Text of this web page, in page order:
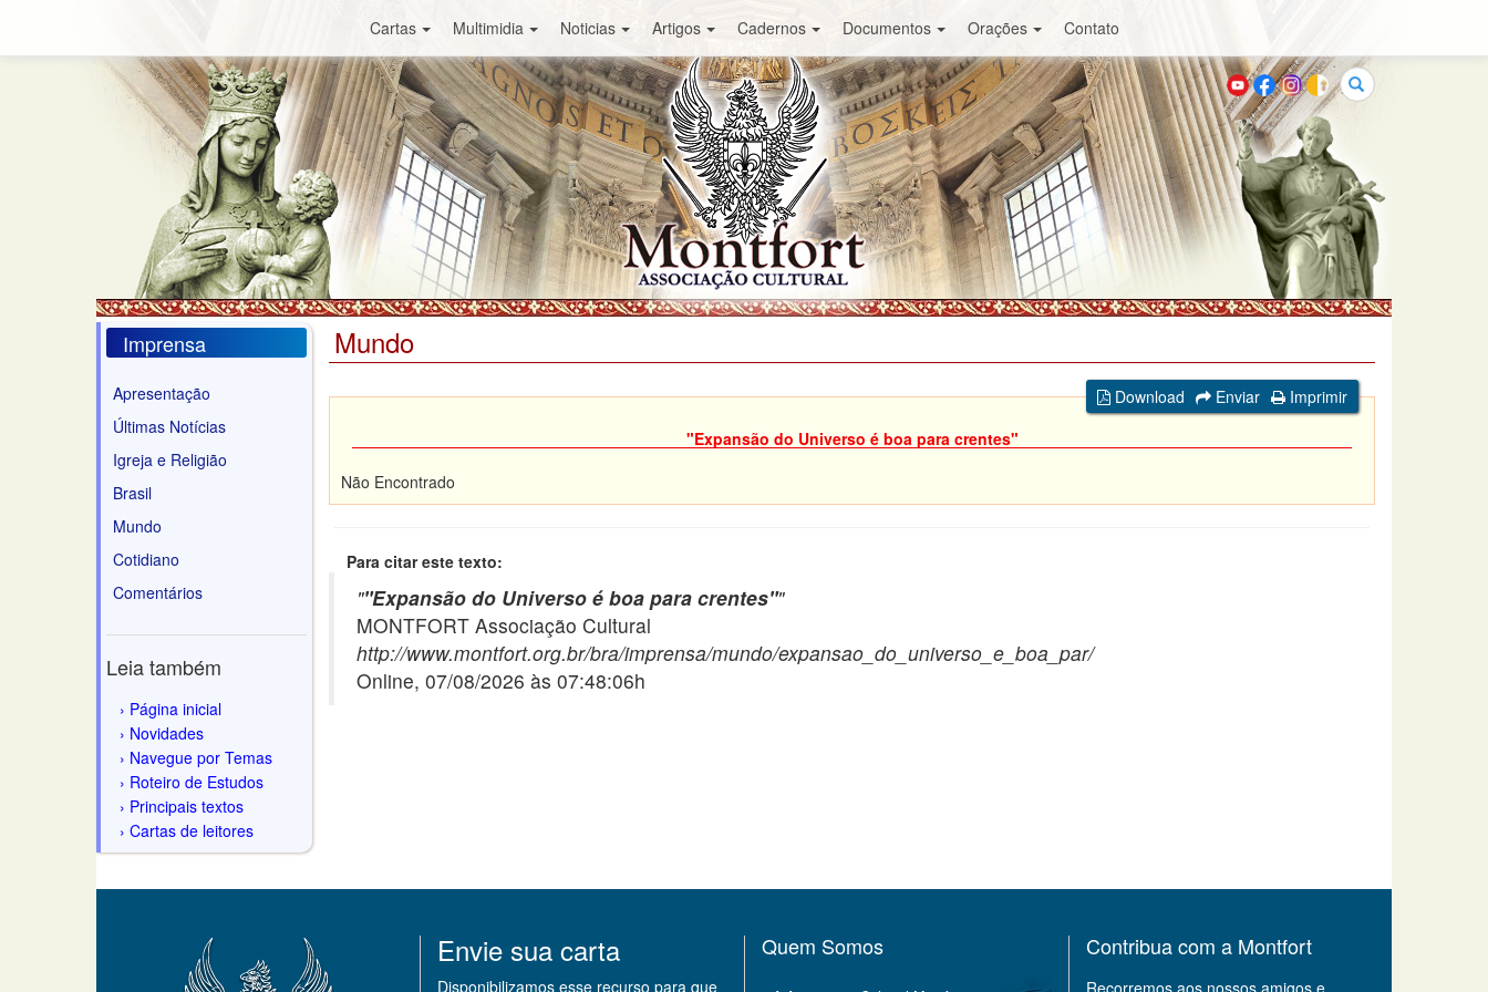
Cartas Multimidia Noticias Artigos Cadernos Documentos Orações Contato
Buscar
Imprensa
Apresentação
Últimas Notícias
Igreja e Religião
Brasil
Mundo
Cotidiano
Comentários
Leia também
Página inicial
Novidades
Navegue por Temas
Roteiro de Estudos
Principais textos
Cartas de leitores
Mundo
Download Enviar
Imprimir
"Expansão do Universo é boa para crentes"
Não Encontrado
Para citar este texto:
""Expansão do Universo é boa para crentes""
MONTFORT Associação Cultural
http://www.montfort.org.br/bra/imprensa/mundo/expansao_do_universo_e_boa_par/
Online, 07/08/2026 às 07:48:06h
Envie sua carta
Disponibilizamos esse recurso para que
Quem Somos Contribua com a Montfort
Recorremos aos nossos amigos e